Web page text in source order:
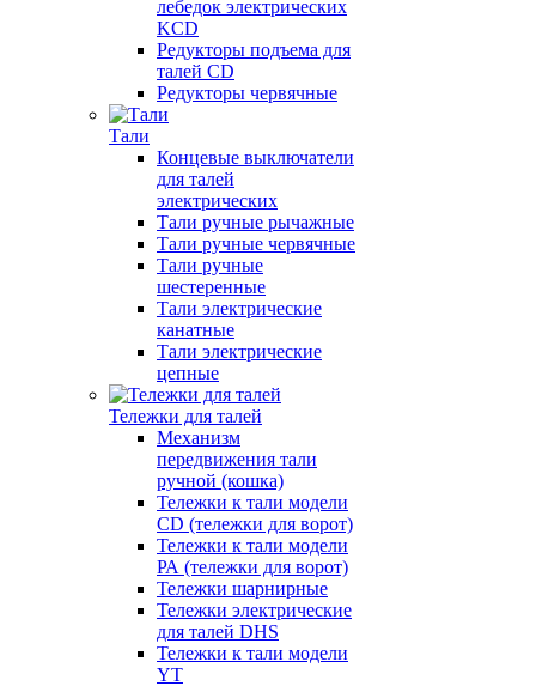
лебедок электрических
KCD
Редукторы подъема для
талей CD
Редукторы червячные
Тали
Концевые выключатели
для талей
электрических
Тали ручные рычажные
Тали ручные червячные
Тали ручные
шестеренные
Тали электрические
канатные
Тали электрические
цепные
Тележки для талей
Механизм
передвижения тали
ручной (кошка)
Тележки к тали модели
CD (тележки для ворот)
Тележки к тали модели
РА (тележки для ворот)
Тележки шарнирные
Тележки электрические
для талей DHS
Тележки к тали модели
YT